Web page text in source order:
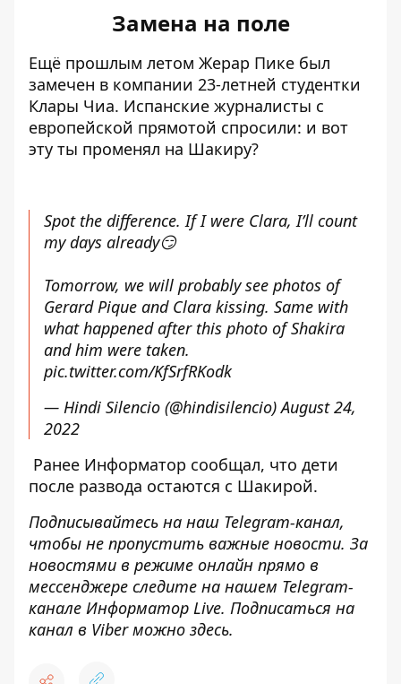
Замена на поле
Ещё прошлым летом Жерар Пике был
замечен в компании 23-летней студентки
Клары Чиа. Испанские журналисты с
европейской прямотой спросили: и вот
эту ты променял на Шакиру?
Spot the difference. If I were Clara, I’ll count
my days already😏
Tomorrow, we will probably see photos of
Gerard Pique and Clara kissing. Same with
what happened after this photo of Shakira
and him were taken.
pic.twitter.com/KfSrfRKodk
— Hindi Silencio (@hindisilencio)August 24,
2022
Ранее Информатор сообщал, что дети
после развода остаются с Шакирой.
Подписывайтесь на наш Telegram-канал,
чтобы не пропустить важные новости. За
новостями в режиме онлайн прямо в
мессенджере следите на нашем Telegram-
канале Информатор Live. Подписаться на
канал в Viber можно здесь.